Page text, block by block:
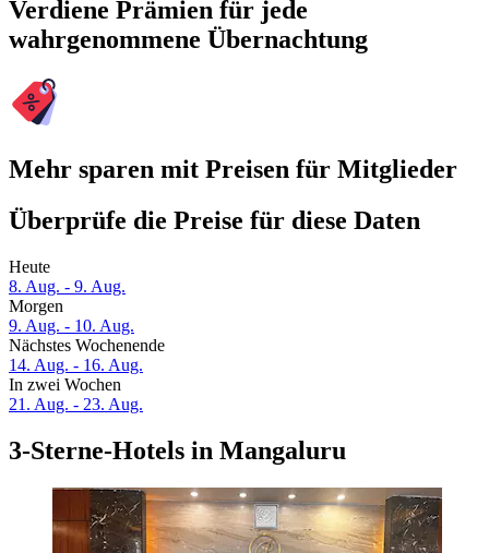
Verdiene Prämien für jede
wahrgenommene Übernachtung
Mehr sparen mit Preisen für Mitglieder
Überprüfe die Preise für diese Daten
Heute
8. Aug. - 9. Aug.
Morgen
9. Aug. - 10. Aug.
Nächstes Wochenende
14. Aug. - 16. Aug.
In zwei Wochen
21. Aug. - 23. Aug.
3-Sterne-Hotels in Mangaluru